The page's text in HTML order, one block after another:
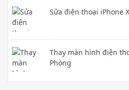
Sửa điện thoại iPhone
Thay màn hình điện
Phòng